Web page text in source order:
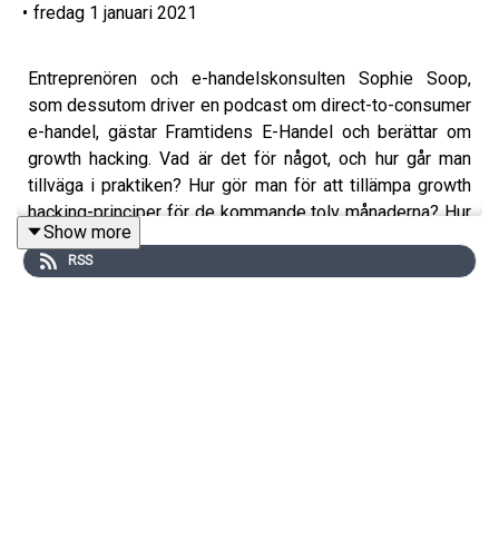
• fredag 1 januari 2021
Entreprenören och e-handelskonsulten Sophie Soop,
som dessutom driver en podcast om direct-to-consumer
e-handel, gästar Framtidens E-Handel och berättar om
growth hacking. Vad är det för något, och hur går man
tillväga i praktiken? Hur gör man för att tillämpa growth
hacking-principer för de kommande tolv månaderna? Hur
prioriterar man bland olika aktiviteter, och vad är
framgångsfaktorerna för en snabbt växande e-handel?
Show more
RSS